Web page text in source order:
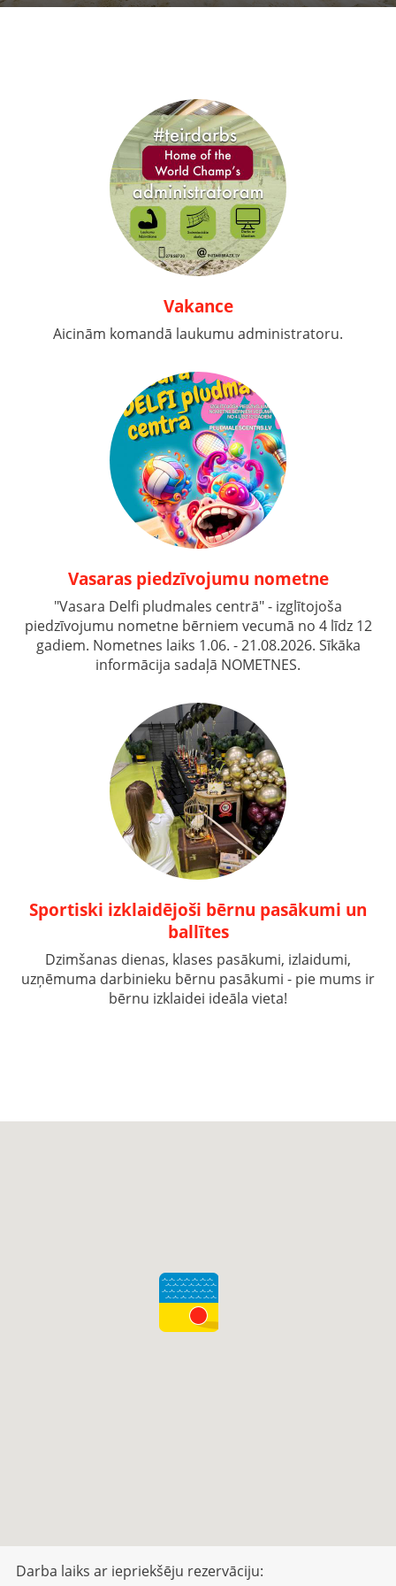
Vakance
Aicinām komandā laukumu administratoru.
Vasaras piedzīvojumu nometne
"Vasara Delfi pludmales centrā" - izglītojoša
piedzīvojumu nometne bērniem vecumā no 4 līdz 12
gadiem. Nometnes laiks 1.06. - 21.08.2026. Sīkāka
informācija sadaļā NOMETNES.
Sportiski izklaidējoši bērnu pasākumi un
ballītes
Dzimšanas dienas, klases pasākumi, izlaidumi,
uzņēmuma darbinieku bērnu pasākumi - pie mums ir
bērnu izklaidei ideāla vieta!
Darba laiks ar iepriekšēju rezervāciju: